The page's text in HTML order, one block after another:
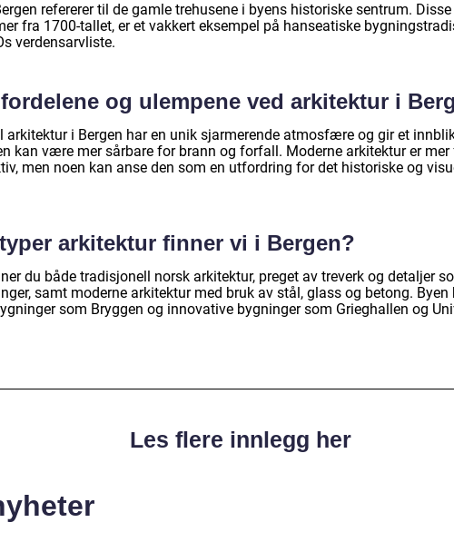
refererer til de gamle trehusene i byens historiske sentrum.
fra 1700-tallet, er et vakkert eksempel på hanseatiske
verdensarvliste.
og ulempene ved arkitektur i
arkitektur i Bergen har en unik sjarmerende atmosfære og gir et
kan være mer sårbare for brann og forfall. Moderne arkitektur er
men noen kan anse den som en utfordring for det historiske og
arkitektur finner vi i Bergen?
du både tradisjonell norsk arkitektur, preget av treverk og detaljer
samt moderne arkitektur med bruk av stål, glass og betong. Byen
som Bryggen og innovative bygninger som Grieghallen og
Les flere innlegg her